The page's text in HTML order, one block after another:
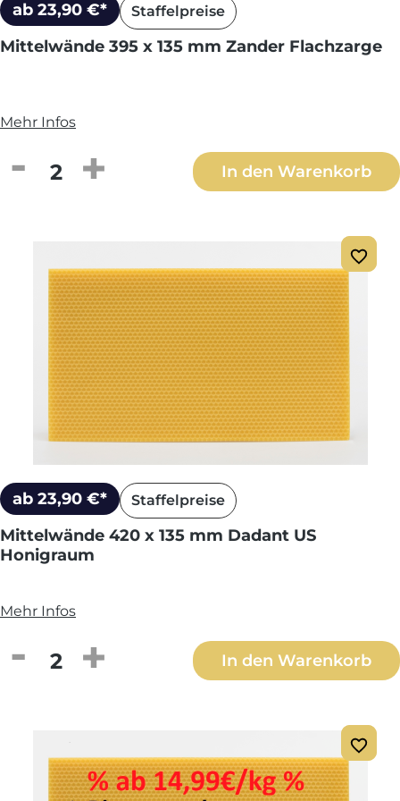
ab 23,90 €* Staffelpreise
Mittelwände 395 x 135 mm Zander Flachzarge
Mehr Infos
Produkt Anzahl: Gib den gewünschten
In den Warenkorb
ab 23,90 €* Staffelpreise
Mittelwände 420 x 135 mm Dadant US
Honigraum
Mehr Infos
Produkt Anzahl: Gib den gewünschten
In den Warenkorb